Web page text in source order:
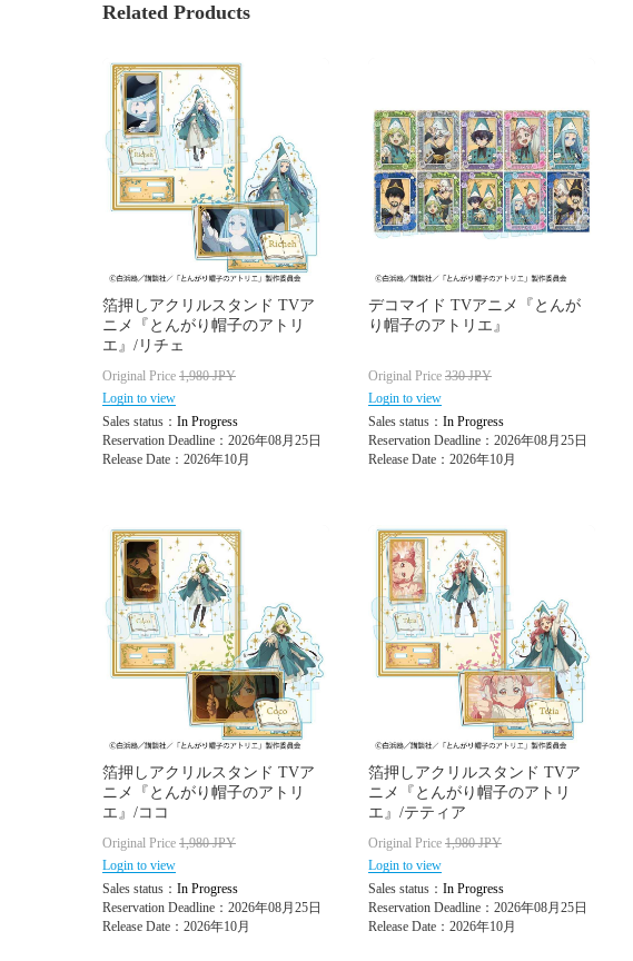
Related Products
箔押しアクリルスタンド TVア
ニメ『とんがり帽子のアトリ
エ』/リチェ
Original Price 1,980JPY
Login to view
Sales status： In Progress
Reservation Deadline：2026年08月25日
Release Date：2026年10月
デコマイド TVアニメ『とんが
り帽子のアトリエ』
Original Price 330JPY
Login to view
Sales status： In Progress
Reservation Deadline：2026年08月25日
Release Date：2026年10月
箔押しアクリルスタンド TVア
ニメ『とんがり帽子のアトリ
エ』/ココ
Original Price 1,980JPY
Login to view
Sales status： In Progress
Reservation Deadline：2026年08月25日
Release Date：2026年10月
箔押しアクリルスタンド TVア
ニメ『とんがり帽子のアトリ
エ』/テティア
Original Price 1,980JPY
Login to view
Sales status： In Progress
Reservation Deadline：2026年08月25日
Release Date：2026年10月